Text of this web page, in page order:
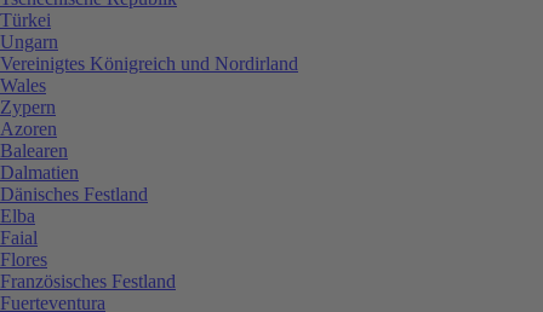
Türkei
Ungarn
Vereinigtes Königreich und Nordirland
Wales
Zypern
Azoren
Balearen
Dalmatien
Dänisches Festland
Elba
Faial
Flores
Französisches Festland
Fuerteventura